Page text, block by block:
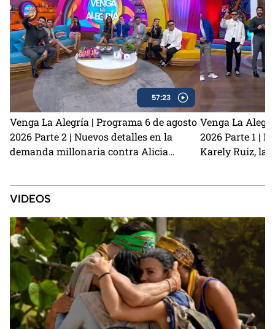
57:23
Venga La Alegría | Programa 6 de agosto
2026 Parte 2 | Nuevos detalles en la
demanda millonaria contra Alicia
2
Venga La
2026 Parte 1 |
Karely Ruiz, la
VIDEOS